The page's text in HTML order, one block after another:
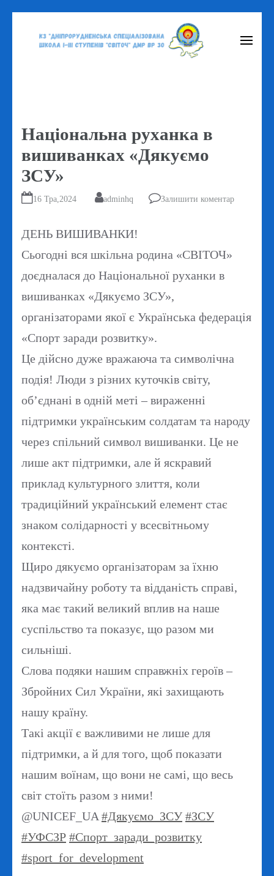
Національна руханка в
вишиванках «Дякуємо
ЗСУ»
16 Тра,2024 adminhq Залишити коментар
ДЕНЬ ВИШИВАНКИ!
Сьогодні вся шкільна родина «СВІТОЧ»
доєдналася до Національної руханки в
вишиванках «Дякуємо ЗСУ»,
організаторами якої є Українська федерація
«Спорт заради розвитку».
Це дійсно дуже вражаюча та символічна
подія! Люди з різних куточків світу,
об’єднані в одній меті – вираженні
підтримки українським солдатам та народу
через спільний символ вишиванки. Це не
лише акт підтримки, але й яскравий
приклад культурного злиття, коли
традиційний український елемент стає
знаком солідарності у всесвітньому
контексті.
Щиро дякуємо організаторам за їхню
надзвичайну роботу та відданість справі,
яка має такий великий вплив на наше
суспільство та показує, що разом ми
сильніші.
Слова подяки нашим справжніх героїв –
Збройних Сил України, які захищають
нашу країну.
Такі акції є важливими не лише для
підтримки, а й для того, щоб показати
нашим воїнам, що вони не самі, що весь
світ стоїть разом з ними!
@UNICEF_UA#Дякуємо_ЗСУ #ЗСУ
#УФСЗР #Спорт_заради_розвитку
#sport_for_development